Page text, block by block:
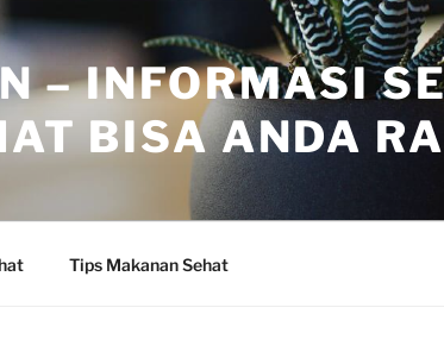
– INFORMASI
BISA ANDA
Tips Makanan Sehat